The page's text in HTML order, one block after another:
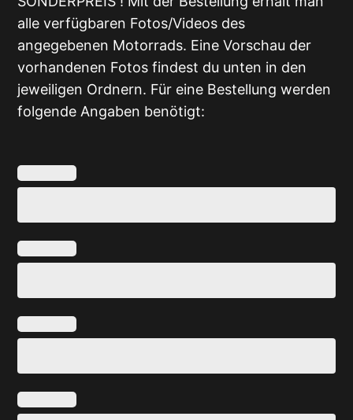
alle verfügbaren Fotos/Videos des
angegebenen Motorrads. Eine Vorschau der
vorhandenen Fotos findest du unten in den
jeweiligen Ordnern. Für eine Bestellung werden
folgende Angaben benötigt: